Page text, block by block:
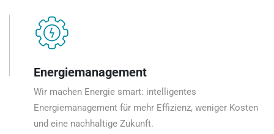
Energiemanagement
Wir machen Energie smart: intelligentes
Energiemanagement für mehr Effizienz, weniger Kosten
und eine nachhaltige Zukunft.